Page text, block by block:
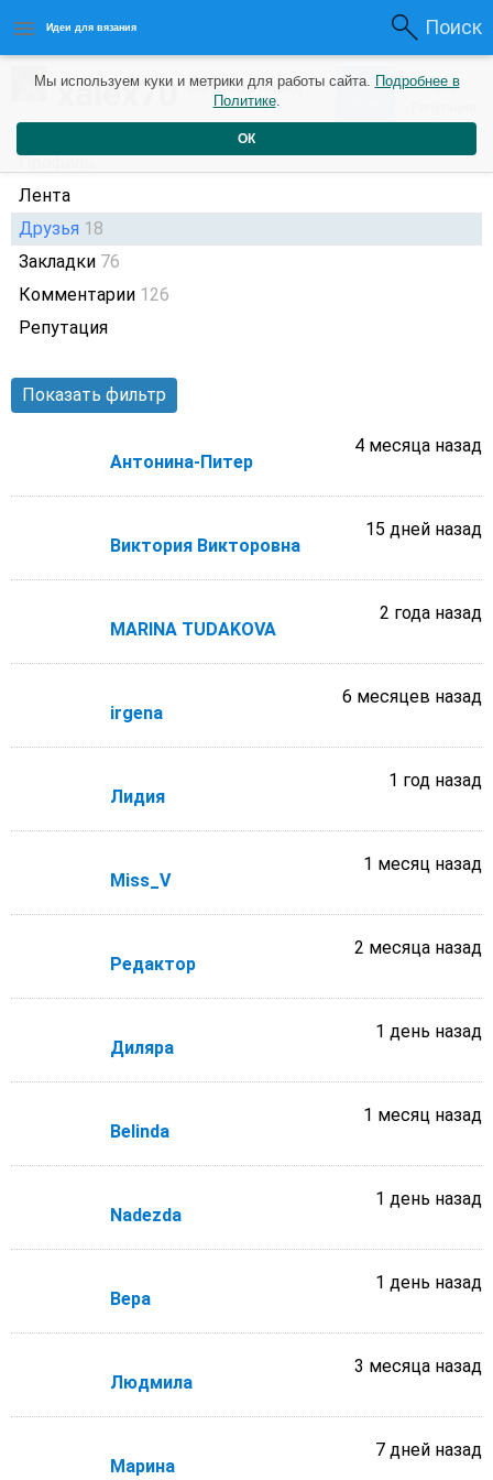
Идеи для вязания Поиск
xalex70 2 месяца назад 247 +4
Профиль
Лента
Друзья 18
Закладки 76
Комментарии 126
Репутация
Показать фильтр
Антонина-Питер
4 месяца назад
Виктория Викторовна
15 дней назад
MARINA TUDAKOVA
2 года назад
irgena
6 месяцев назад
Лидия
1 год назад
Miss_V
1 месяц назад
Редактор
2 месяца назад
Диляра
1 день назад
Belinda
1 месяц назад
Nadezda
1 день назад
Вера
1 день назад
Людмила
3 месяца назад
Марина
7 дней назад
Мы используем куки и метрики для работы сайта. Подробнее в
Политике.
ОК